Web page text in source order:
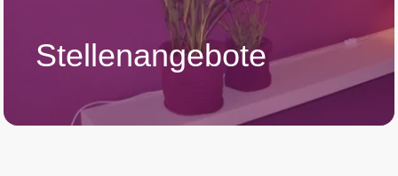
Stellenangebote